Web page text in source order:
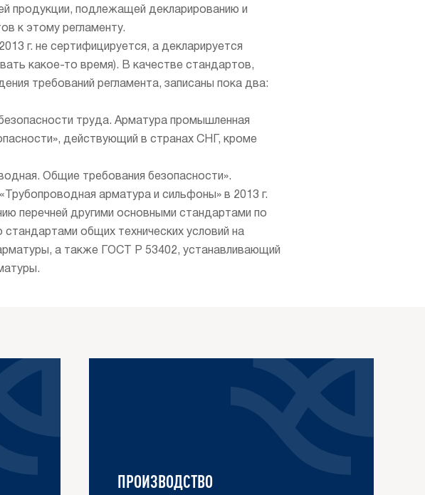
продукции, подлежащей декларированию и
к этому регламенту.
г. не сертифицируется, а декларируется
какое-то время). В качестве стандартов,
требований регламента, записаны пока два:
труда. Арматура промышленная
действующий в странах СНГ, кроме
Общие требования безопасности».
арматура и сильфоны» в 2013 г.
перечней другими основными стандартами по
общих технических условий на
а также ГОСТ Р 53402, устанавливающий
ПРОИЗВОДСТВО